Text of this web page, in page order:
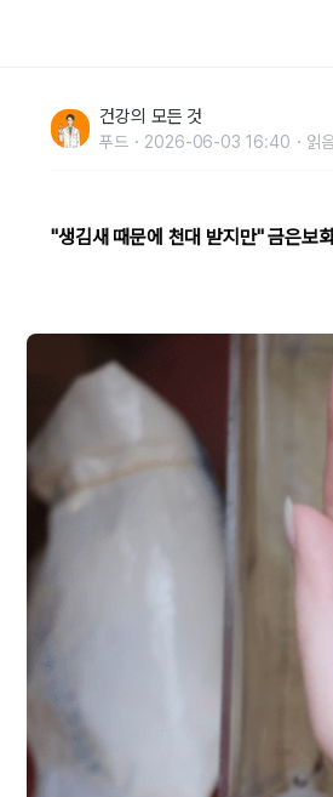
건강의 모든 것
푸드 2026-06-03 16:40 읽
"생김새 때문에 천대 받지만" 금은보